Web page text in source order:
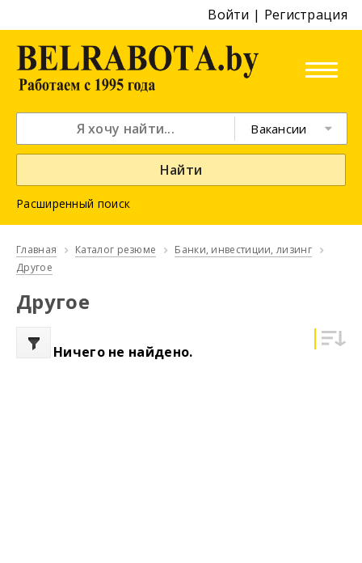
Войти | Регистрация
Вакансии
Найти
Расширенный поиск
Главная Каталог резюме
Банки, инвестиции, лизинг
Другое
Другое
Ничего не найдено.